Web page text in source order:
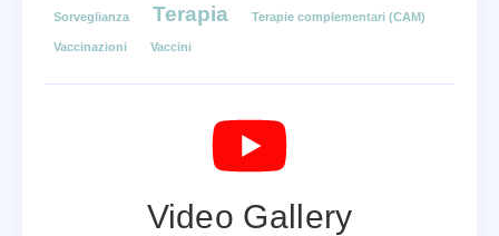
Sorveglianza Terapia Terapie complementari (CAM)
Vaccinazioni Vaccini
Video Gallery